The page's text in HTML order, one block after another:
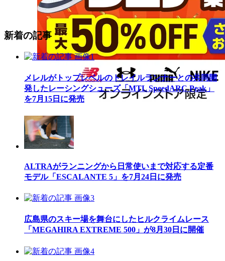
新着の記事
メレルがトップレベルのトレイルランナーとの共同開
発したレーシングシューズ「MTL SpeedARC Peak」
を7月15日に発売
ALTRAがランニングから日常使いまで対応する定番
モデル「ESCALANTE 5」を7月24日に発売
広島県のスキー場を舞台にしたヒルクライムレース
「MEGAHIRA EXTREME 500」が8月30日に開催